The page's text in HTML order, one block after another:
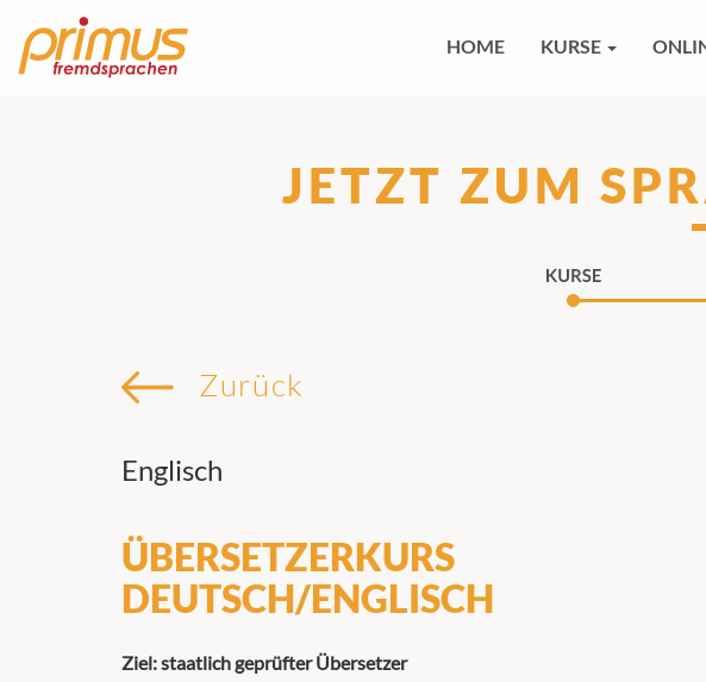
HOME KURSE
JETZT ZUM
Zurück
Englisch
ÜBERSETZERKURS
DEUTSCH/ENGLISCH
Ziel: staatlich geprüfter Übersetzer